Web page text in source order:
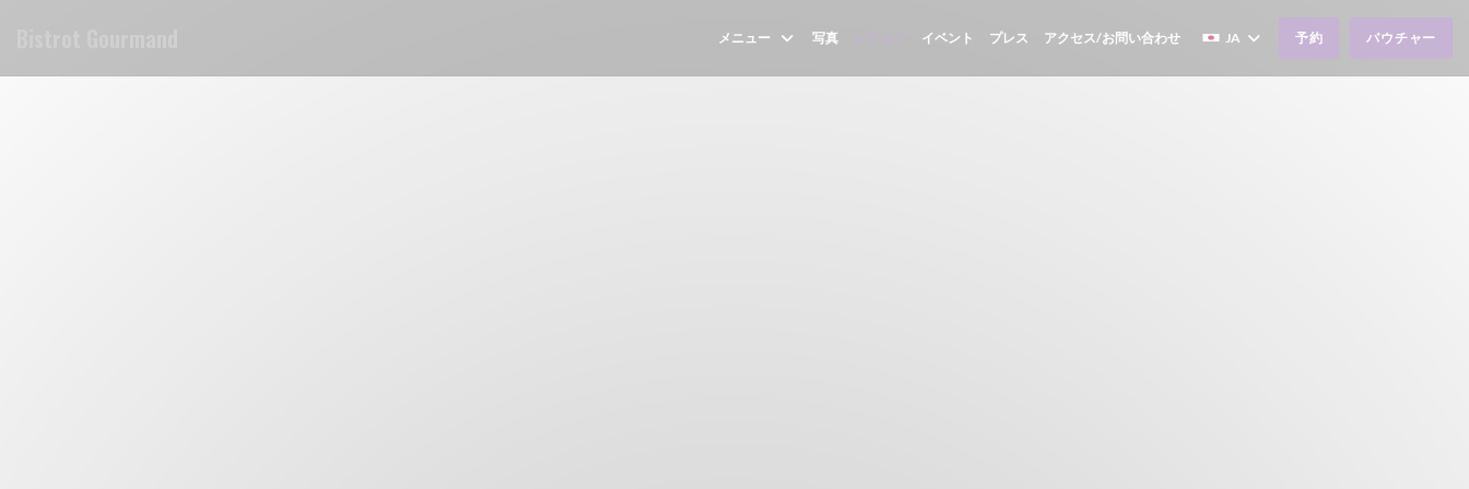
メニュー 写真 レビュー イベント プレス アクセス/お問い合わせ JA 予約 バウチャー